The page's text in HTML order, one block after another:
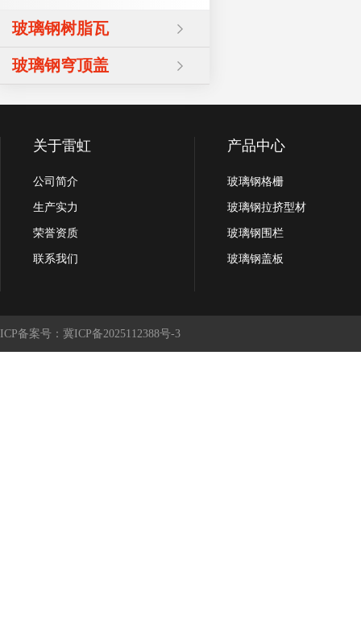
玻璃钢树脂瓦
玻璃钢穹顶盖
关于雷虹
公司简介
生产实力
荣誉资质
联系我们
产品中心
玻璃钢格栅
玻璃钢拉挤型材
玻璃钢围栏
玻璃钢盖板
ICP备案号：冀ICP备2025112388号-3